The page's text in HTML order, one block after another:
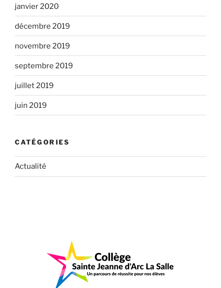
janvier 2020
décembre 2019
novembre 2019
septembre 2019
juillet 2019
juin 2019
CATÉGORIES
Actualité